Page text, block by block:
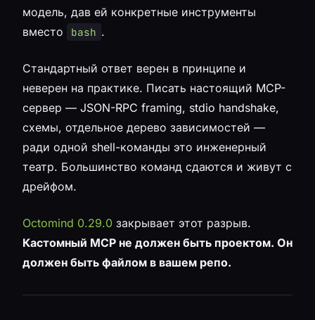
модель, дав ей конкретные инструменты
вместо
bash .
Стандартный ответ верен в принципе и
неверен на практике. Писать настоящий MCP-
сервер — JSON-RPC framing, stdio handshake,
схемы, отдельное дерево зависимостей —
ради одной shell-команды это инженерный
театр. Большинство команд сдаются и живут с
дрейфом.
Octomind 0.29.0 закрывает этот разрыв.
Кастомный MCP не должен быть проектом. Он
должен быть файлом в вашем репо.